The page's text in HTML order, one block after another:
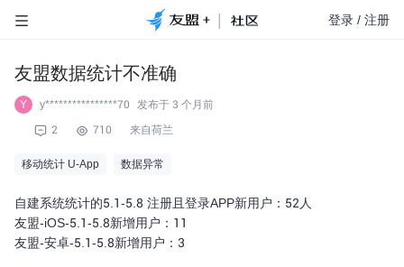
登录 / 注册
友盟数据统计不准确
Y y****************70 发布于 3 个月前
2
710 来自荷兰
移动统计 U-App 数据异常
自建系统统计的5.1-5.8 注册且登录APP新用户：52人
友盟-iOS-5.1-5.8新增用户：11
友盟-安卓-5.1-5.8新增用户：3